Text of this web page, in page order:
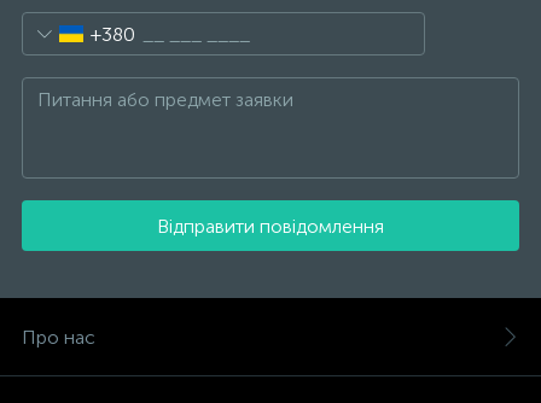
+380
Відправити повідомлення
Про нас